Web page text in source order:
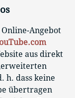
Angebot
aus direkt
h. dass keine
übertragen